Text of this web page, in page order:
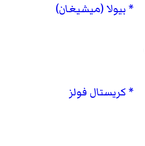
بيولا (ميشيغان)
كريستال فولز